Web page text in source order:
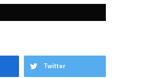
Twitter